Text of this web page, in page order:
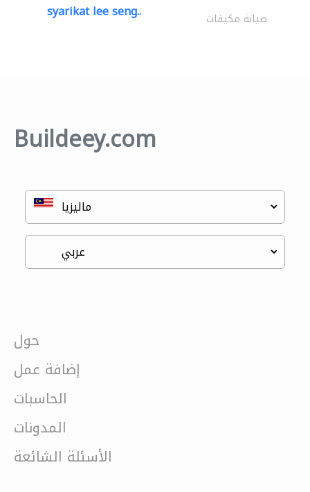
syarikat lee seng.. صيانة مكيفات
Buildeey.com
حول
إضافة عمل
الحاسبات
المدونات
الأسئلة الشائعة